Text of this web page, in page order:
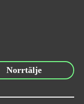
Norrtälje